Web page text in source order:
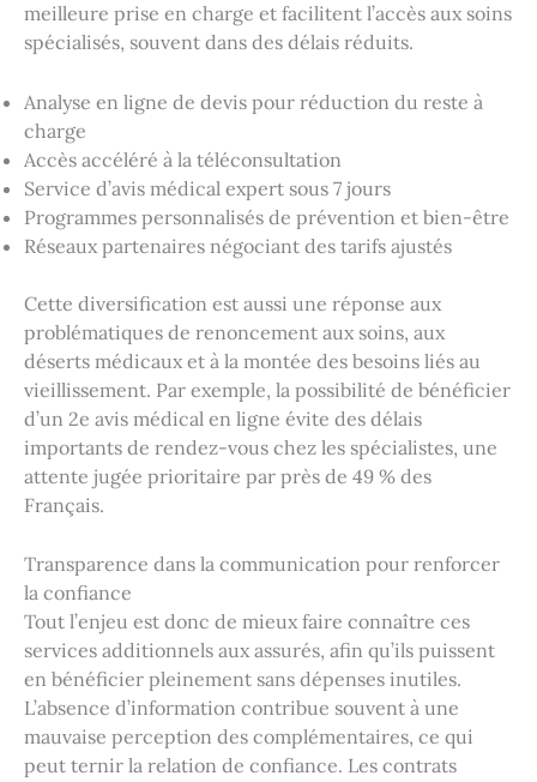
meilleure prise en charge et facilitent l’accès aux soins
spécialisés, souvent dans des délais réduits.
Analyse en ligne de devis pour réduction du reste à
charge
Accès accéléré à la téléconsultation
Service d’avis médical expert sous 7 jours
Programmes personnalisés de prévention et bien-être
Réseaux partenaires négociant des tarifs ajustés
Cette diversification est aussi une réponse aux
problématiques de renoncement aux soins, aux
déserts médicaux et à la montée des besoins liés au
vieillissement. Par exemple, la possibilité de bénéficier
d’un 2e avis médical en ligne évite des délais
importants de rendez-vous chez les spécialistes, une
attente jugée prioritaire par près de 49 % des
Français.
Transparence dans la communication pour renforcer
la confiance
Tout l’enjeu est donc de mieux faire connaître ces
services additionnels aux assurés, afin qu’ils puissent
en bénéficier pleinement sans dépenses inutiles.
L’absence d’information contribue souvent à une
mauvaise perception des complémentaires, ce qui
peut ternir la relation de confiance. Les contrats